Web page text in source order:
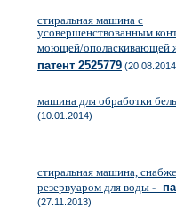
стиральная машина с
усовершенствованным
моющей/ополаскивающей
патент 2525779
машина для обработки
(10.01.2014)
стиральная машина,
резервуаром для воды -
(27.11.2013)